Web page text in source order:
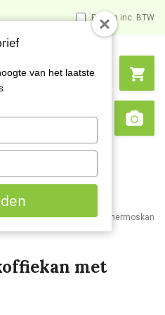
Prijzen inc. BTW
Search
Koffiemachines en acc.
met
van het laatste